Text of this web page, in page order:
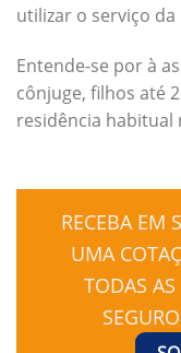
utilizar o serviço da
Entende-se por à
cônjuge, filhos até
residência habitual
RECEBA EM
UMA
TODAS